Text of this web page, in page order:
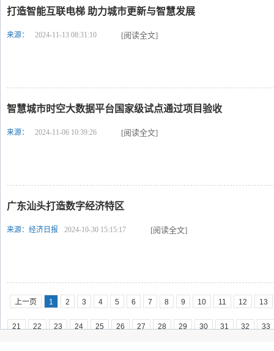
打造智能互联电梯 助力城市更新与智慧发展
来源： 2024-11-13 08:31:10 [阅读全文]
智慧城市时空大数据平台国家级试点通过项目验收
来源： 2024-11-06 10:39:26 [阅读全文]
广东汕头打造数字经济特区
来源：经济日报 2024-10-30 15:15:17 [阅读全文]
上一页 1 2 3 4 5 6 7 8 9 10 11 12 13
21 22 23 24 25 26 27 28 29 30 31 32 33